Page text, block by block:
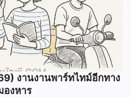
งานงานพาร์ทไทม์อีกทาง
งหาร